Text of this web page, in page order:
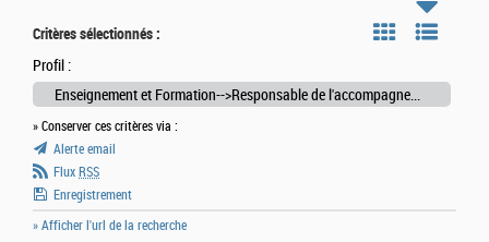
Critères sélectionnés :
Profil :
Enseignement et Formation-->Responsable de l'accompagnement des étudiants des établissements d'enseignement supérieur culturel
» Conserver ces critères via :
Alerte email
Flux RSS
Enregistrement
» Afficher l'url de la recherche